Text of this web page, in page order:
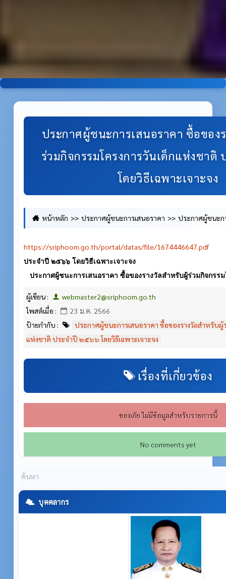
ประกาศผู้ชนะการเสนอราคา ซื้อของ
ร่วมกิจกรรมโครงการวันเด็กแห่งชา
โดยวิธีเฉพาะเจาะจง
หน้าหลัก ประกาศผู้ชนะการเสนอราคา
ประกาศผู้ชนะก
https://sriphoom.go.th/portal/datas/file/1674446647.pdf
ประจำปี ๒๕๖๖ โดยวิธีเฉพาะเจาะจง
ประกาศผู้ชนะการเสนอราคา ซื้อของรางวัลสำหรับผู้ร่วมกิจกรร
ผู้เขียน :
webmaster2@sriphoom.go.th
โพสต์เมื่อ :
23 ม.ค. 2566
ป้ายกำกับ :
ประกาศผู้ชนะการเสนอราคา ซื้อของรางวัลสำหรับผู้
แห่งชาติ ประจำปี ๒๕๖๖ โดยวิธีเฉพาะเจาะจง
เรื่องที่เกี่ยวข้อง
ขออภัย ไม่มีข้อมูลสำหรับรายการนี้
No comments yet
บุคคลากร